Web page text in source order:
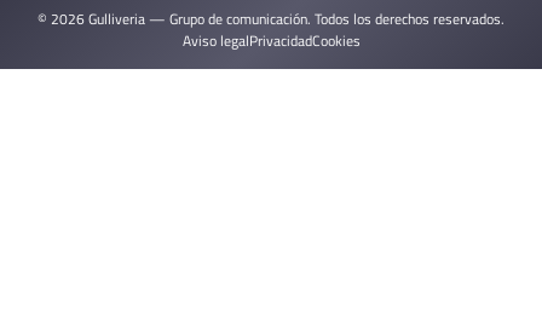
© 2026 Gulliveria — Grupo de comunicación. Todos los derechos reservados.
Aviso legalPrivacidadCookies